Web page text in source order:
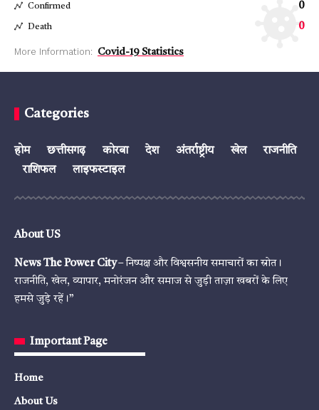
Confirmed 0
Death 0
More Information: Covid-19 Statistics
Categories
होम छत्तीसगढ़ कोरबा देश अंतर्राष्ट्रीय खेल
राजनीति
राशिफल
लाइफस्टाइल
About US
News The Power City– निष्पक्ष और विश्वसनीय समाचारों का स्रोत।
राजनीति, खेल, व्यापार, मनोरंजन और समाज से जुड़ी ताज़ा खबरों के लिए
हमसे जुड़े रहें।”
Important Page
Home
About Us